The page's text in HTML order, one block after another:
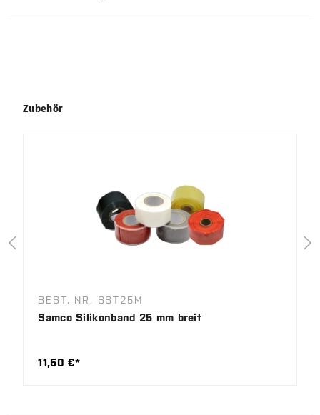
Produktgalerie überspringen
Zubehör
BEST.-NR. SST25M
Samco Silikonband 25 mm breit
11,50 €*